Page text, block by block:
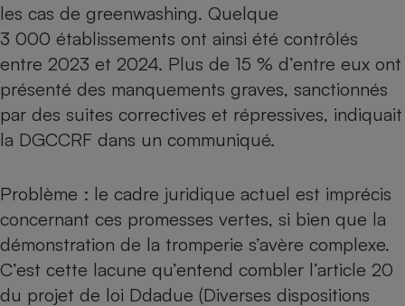
les cas de greenwashing. Quelque
3 000 établissements ont ainsi été contrôlés
entre 2023 et 2024. Plus de 15 % d’entre eux ont
présenté des manquements graves, sanctionnés
par des suites correctives et répressives, indiquait
la DGCCRF dans un communiqué.
Problème : le cadre juridique actuel est imprécis
concernant ces promesses vertes, si bien que la
démonstration de la tromperie s’avère complexe.
C’est cette lacune qu’entend combler l’article 20
du projet de loi Ddadue (Diverses dispositions